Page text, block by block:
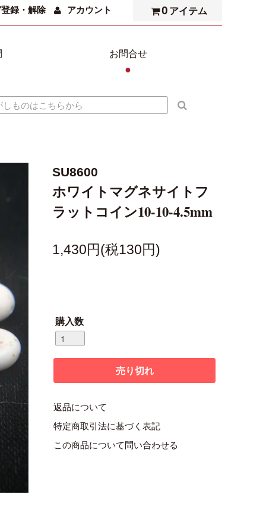
録・解除 アカウント 0 アイテム
お問合せ
●
SU8600
ホワイトマグネサイトフ
ラットコイン10-10-4.5mm
1,430円(税130円)
購入数
返品について
特定商取引法に基づく表記
この商品について問い合わせる